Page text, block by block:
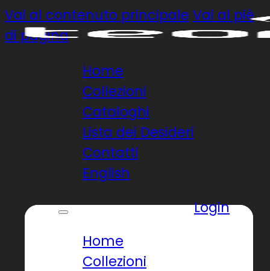
Vai al contenuto principale Vai al piè
di pagina
Home
Collezioni
Cataloghi
Lista dei Desideri
Contatti
English
Home
Collezioni
Login